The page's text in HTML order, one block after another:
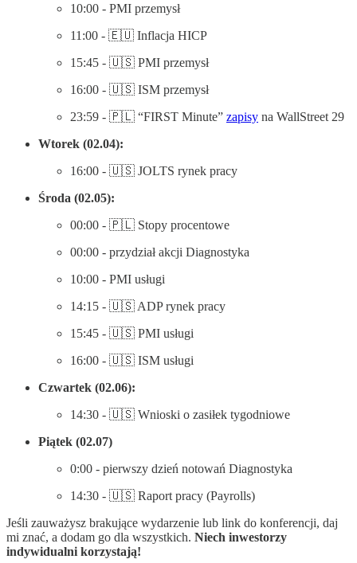
10:00 - PMI przemysł
11:00 - 🇪🇺 Inflacja HICP
15:45 - 🇺🇸 PMI przemysł
16:00 - 🇺🇸 ISM przemysł
23:59 - 🇵🇱 “FIRST Minute” zapisy na WallStreet 29
Wtorek (02.04):
16:00 - 🇺🇸 JOLTS rynek pracy
Środa (02.05):
00:00 - 🇵🇱 Stopy procentowe
00:00 - przydział akcji Diagnostyka
10:00 - PMI usługi
14:15 - 🇺🇸 ADP rynek pracy
15:45 - 🇺🇸 PMI usługi
16:00 - 🇺🇸 ISM usługi
Czwartek (02.06):
14:30 - 🇺🇸 Wnioski o zasiłek tygodniowe
Piątek (02.07)
0:00 - pierwszy dzień notowań Diagnostyka
14:30 - 🇺🇸 Raport pracy (Payrolls)
Jeśli zauważysz brakujące wydarzenie lub link do konferencji, daj
mi znać, a dodam go dla wszystkich. Niech inwestorzy
indywidualni korzystają!